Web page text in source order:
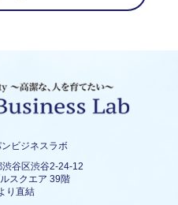
ビジネスラボ
谷区渋谷2-24-12
スクエア 39階
り直結